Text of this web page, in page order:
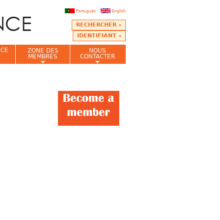
English
Português
RECHERCHER
IDENTIFIANT
ZONE DES
MEMBRES
NOUS
CONTACTER